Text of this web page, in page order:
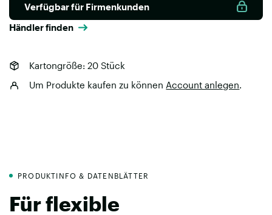
Verfügbar für Firmenkunden
Händler finden
Kartongröße: 20 Stück
Um Produkte kaufen zu können Account anlegen.
PRODUKTINFO & DATENBLÄTTER
Für flexible